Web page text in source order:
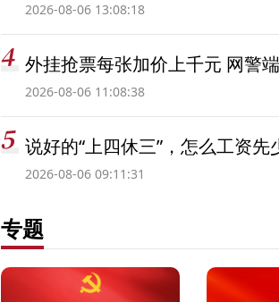
2026-08-06 13:08:18
外挂抢票每张加价上千元 网警
2026-08-06 11:08:38
说好的“上四休三”，怎么工资先
2026-08-06 09:11:31
专题